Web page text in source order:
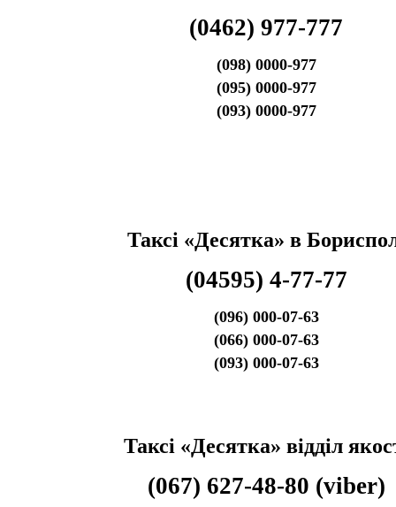
(0462) 977-777
(098) 0000-977
(095) 0000-977
(093) 0000-977
Таксі «Десятка» в
(04595) 4-77-77
(096) 000-07-63
(066) 000-07-63
(093) 000-07-63
Таксі «Десятка» відділ
(067) 627-48-80 (viber)